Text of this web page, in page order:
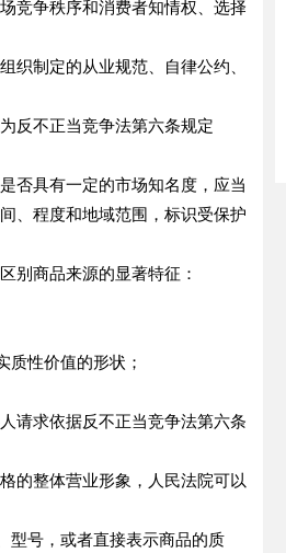
竞争秩序和消费者知情权、选择
制定的从业规范、自律公约、
反不正当竞争法第六条规定
否具有一定的市场知名度，应当
、程度和地域范围，标识受保护
商品来源的显著特征：
性价值的形状；
请求依据反不正当竞争法第六条
的整体营业形象，人民法院可以
号，或者直接表示商品的质